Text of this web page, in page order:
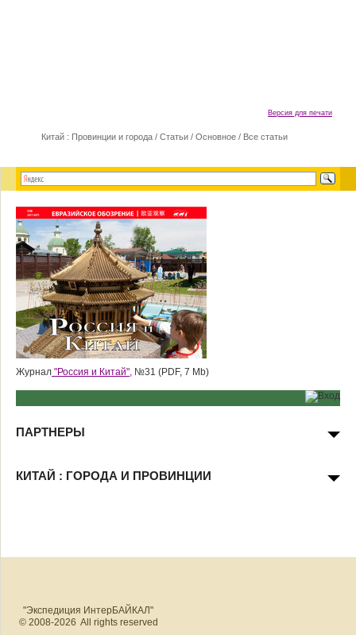
Версия для печати
Китай : Провинции и города / Статьи / Основное / Все статьи
Журнал "Россия и Китай", №31 (PDF, 7 Mb)
ПАРТНЕРЫ
КИТАЙ : ГОРОДА И ПРОВИНЦИИ
"Экспедиция ИнтерБАЙКАЛ"
© 2008-2026 All rights reserved